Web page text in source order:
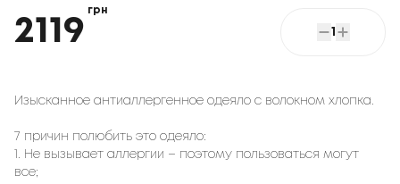
2119
грн
1
Изысканное антиаллергенное одеяло с волокном хлопка.
7 причин полюбить это одеяло:
1. Не вызывает аллергии – поэтому пользоваться могут
все;